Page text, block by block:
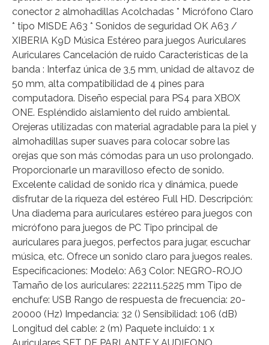
conector 2 almohadillas Acolchadas * Micrófono Claro
* tipo MISDE A63 * Sonidos de seguridad OK A63 /
XIBERIA K9D Música Estéreo para juegos Auriculares
Auriculares Cancelación de ruido Características de la
banda : Interfaz única de 3,5 mm, unidad de altavoz de
50 mm, alta compatibilidad de 4 pines para
computadora. Diseño especial para PS4 para XBOX
ONE. Espléndido aislamiento del ruido ambiental.
Orejeras utilizadas con material agradable para la piel y
almohadillas super suaves para colocar sobre las
orejas que son más cómodas para un uso prolongado.
Proporcionarle un maravilloso efecto de sonido.
Excelente calidad de sonido rica y dinámica, puede
disfrutar de la riqueza del estéreo Full HD. Descripción:
Una diadema para auriculares estéreo para juegos con
micrófono para juegos de PC Tipo principal de
auriculares para juegos, perfectos para jugar, escuchar
música, etc. Ofrece un sonido claro para juegos reales.
Especificaciones: Modelo: A63 Color: NEGRO-ROJO
Tamaño de los auriculares: 222111.5225 mm Tipo de
enchufe: USB Rango de respuesta de frecuencia: 20-
20000 (Hz) Impedancia: 32 () Sensibilidad: 106 (dB)
Longitud del cable: 2 (m) Paquete incluido: 1 x